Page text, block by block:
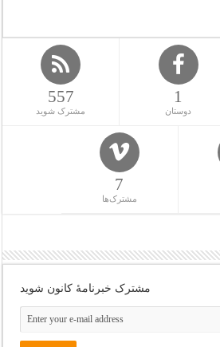
557
مشترک شوید
1
دوستان
7
مشترک‌ها
مشترک خبرنامهٔ کانون شوید